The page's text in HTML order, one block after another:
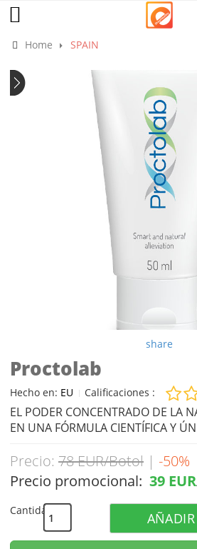
Home SPAIN
share
Proctolab
Hecho en: EU Calificaciones :
EL PODER CONCENTRADO DE LA
EN UNA FÓRMULA CIENTÍFICA Y
Precio: 78 EUR/Botol | -50%
Precio promocional: 39 EUR
Cantidad